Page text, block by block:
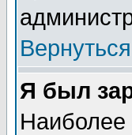
Я был
Наиболее